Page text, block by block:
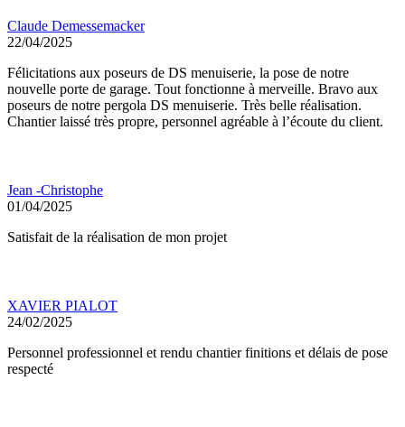
Claude Demessemacker
22/04/2025
Félicitations aux poseurs de DS menuiserie, la pose de notre
nouvelle porte de garage. Tout fonctionne à merveille. Bravo aux
poseurs de notre pergola DS menuiserie. Très belle réalisation.
Chantier laissé très propre, personnel agréable à l’écoute du client.
Jean -Christophe
01/04/2025
Satisfait de la réalisation de mon projet
XAVIER PIALOT
24/02/2025
Personnel professionnel et rendu chantier finitions et délais de pose
respecté